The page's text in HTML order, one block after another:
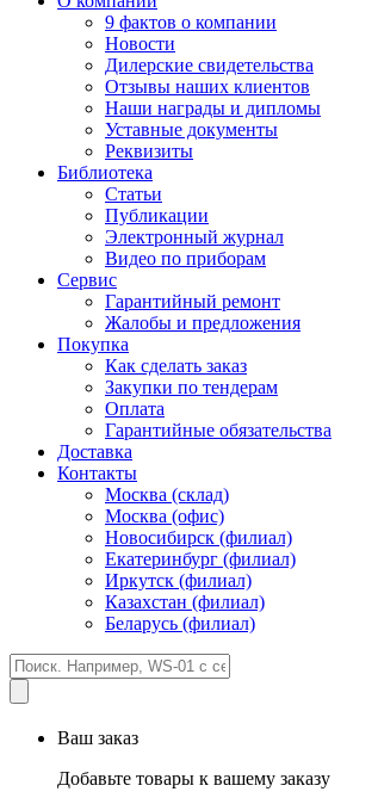
9 фактов о компании
Новости
Дилерские свидетельства
Отзывы наших клиентов
Наши награды и дипломы
Уставные документы
Реквизиты
Библиотека
Статьи
Публикации
Электронный журнал
Видео по приборам
Сервис
Гарантийный ремонт
Жалобы и предложения
Покупка
Как сделать заказ
Закупки по тендерам
Оплата
Гарантийные обязательства
Доставка
Контакты
Москва (склад)
Москва (офис)
Новосибирск (филиал)
Екатеринбург (филиал)
Иркутск (филиал)
Казахстан (филиал)
Беларусь (филиал)
Ваш заказ
Добавьте товары к вашему заказу